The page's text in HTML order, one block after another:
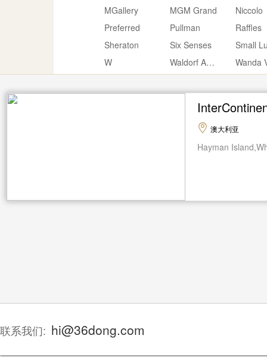
MGallery
MGM Grand
Niccolo
Preferred
Pullman
Raffles
Sheraton
Six Senses
W
Waldorf Astoria Wanda
澳大利亚
Hayman
联系我们: hi@36dong.com